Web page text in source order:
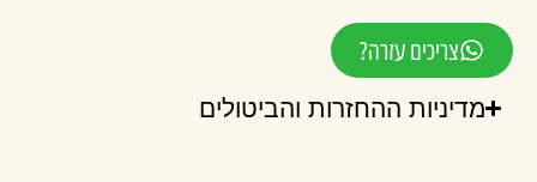
צריכים עזרה?
מדיניות ההחזרות והביטולים